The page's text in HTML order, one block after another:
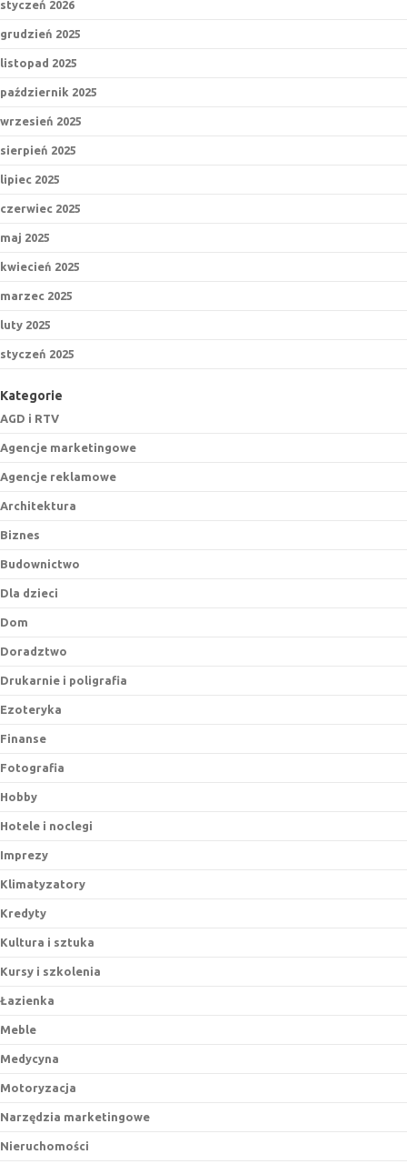
styczeń 2026
grudzień 2025
listopad 2025
październik 2025
wrzesień 2025
sierpień 2025
lipiec 2025
czerwiec 2025
maj 2025
kwiecień 2025
marzec 2025
luty 2025
styczeń 2025
Kategorie
AGD i RTV
Agencje marketingowe
Agencje reklamowe
Architektura
Biznes
Budownictwo
Dla dzieci
Dom
Doradztwo
Drukarnie i poligrafia
Ezoteryka
Finanse
Fotografia
Hobby
Hotele i noclegi
Imprezy
Klimatyzatory
Kredyty
Kultura i sztuka
Kursy i szkolenia
Łazienka
Meble
Medycyna
Motoryzacja
Narzędzia marketingowe
Nieruchomości